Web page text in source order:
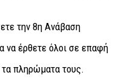
την 8η Ανάβαση
να έρθετε όλοι σε επαφή
τα πληρώματα τους.